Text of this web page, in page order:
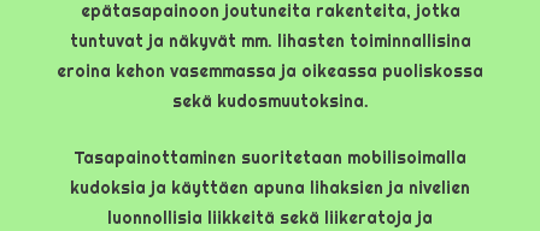
epätasapainoon joutuneita rakenteita, jotka
tuntuvat ja näkyvät mm. lihasten toiminnallisina
eroina kehon vasemmassa ja oikeassa puoliskossa
sekä kudosmuutoksina.
Tasapainottaminen suoritetaan mobilisoimalla
kudoksia ja käyttäen apuna lihaksien ja nivelien
luonnollisia liikkeitä sekä liikeratoja ja